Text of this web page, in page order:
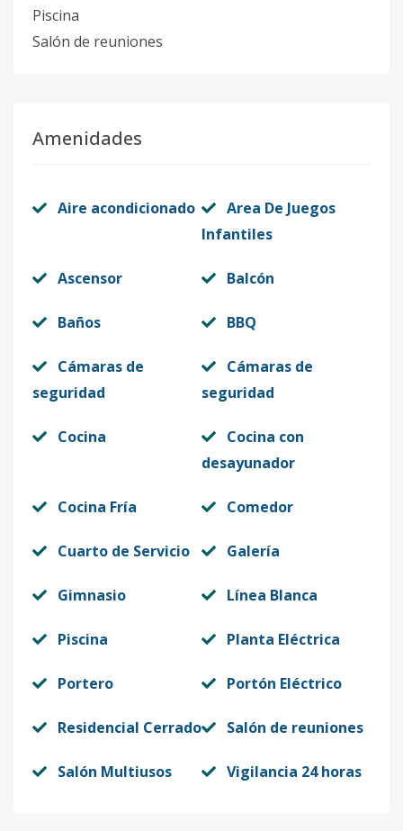
Piscina
Salón de reuniones
Amenidades
Aire acondicionado
Area De Juegos
Infantiles
Ascensor Balcón
Baños BBQ
Cámaras de
seguridad
Cámaras de
seguridad
Cocina
Cocina con
desayunador
Cocina Fría Comedor
Cuarto de Servicio Galería
Gimnasio Línea Blanca
Piscina Planta Eléctrica
Portero Portón Eléctrico
Residencial Cerrado Salón de reuniones
Salón Multiusos Vigilancia 24 horas